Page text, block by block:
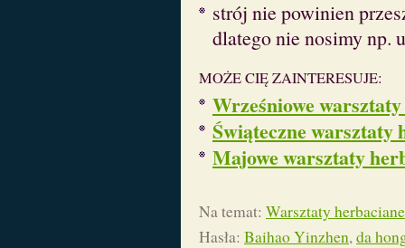
strój nie powinien
dlatego nie nosimy np.
MOŻE CIĘ ZAINTERESUJE:
Wrześniowe
Świąteczne warsztaty
Majowe warsztaty
Na temat: Warsztaty herbaciane
Hasła: Baihao Yinzhen,da